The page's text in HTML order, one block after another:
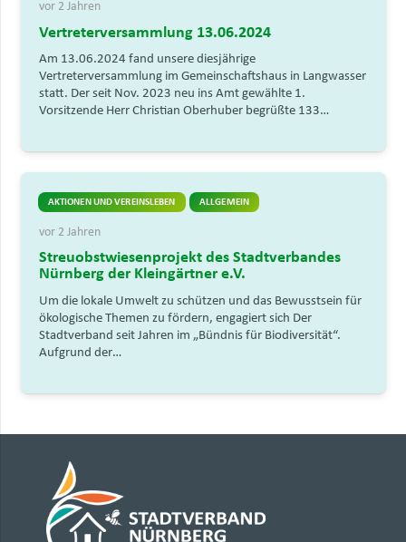
vor 2 Jahren
Vertreterversammlung 13.06.2024
Am 13.06.2024 fand unsere diesjährige
Vertreterversammlung im Gemeinschaftshaus in Langwasser
statt. Der seit Nov. 2023 neu ins Amt gewählte 1.
Vorsitzende Herr Christian Oberhuber begrüßte 133…
AKTIONEN UND VEREINSLEBEN ALLGEMEIN
vor 2 Jahren
Streuobstwiesenprojekt des Stadtverbandes
Nürnberg der Kleingärtner e.V.
Um die lokale Umwelt zu schützen und das Bewusstsein für
ökologische Themen zu fördern, engagiert sich Der
Stadtverband seit Jahren im „Bündnis für Biodiversität“.
Aufgrund der…